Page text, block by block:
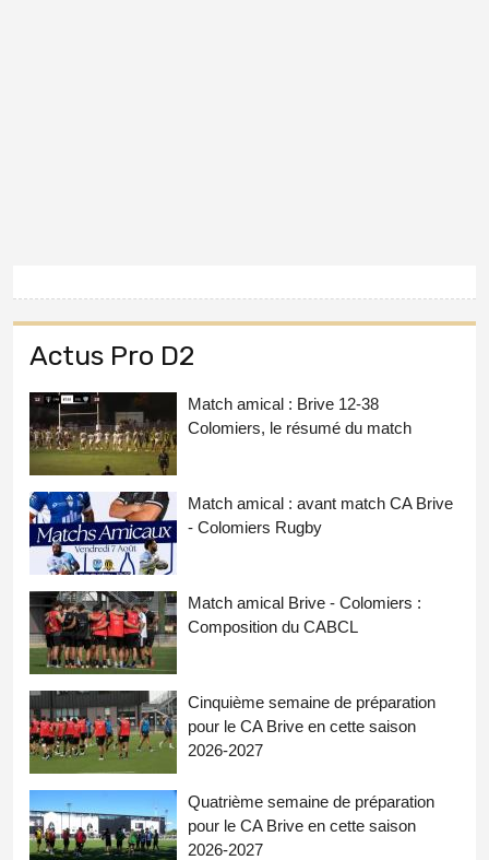
Actus Pro D2
Match amical : Brive 12-38
Colomiers, le résumé du match
Match amical : avant match CA Brive
- Colomiers Rugby
Match amical Brive - Colomiers :
Composition du CABCL
Cinquième semaine de préparation
pour le CA Brive en cette saison
2026-2027
Quatrième semaine de préparation
pour le CA Brive en cette saison
2026-2027